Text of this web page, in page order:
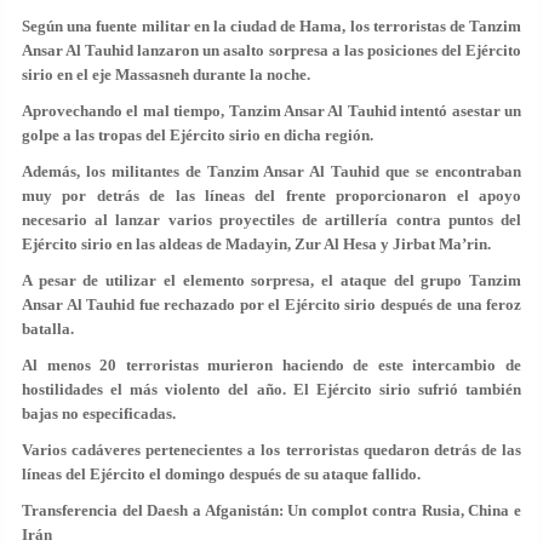
Según una fuente militar en la ciudad de Hama, los terroristas de Tanzim
Ansar Al Tauhid lanzaron un asalto sorpresa a las posiciones del Ejército
sirio en el eje Massasneh durante la noche.
Aprovechando el mal tiempo, Tanzim Ansar Al Tauhid intentó asestar un
golpe a las tropas del Ejército sirio en dicha región.
Además, los militantes de Tanzim Ansar Al Tauhid que se encontraban
muy por detrás de las líneas del frente proporcionaron el apoyo
necesario al lanzar varios proyectiles de artillería contra puntos del
Ejército sirio en las aldeas de Madayin, Zur Al Hesa y Jirbat Ma’rin.
A pesar de utilizar el elemento sorpresa, el ataque del grupo Tanzim
Ansar Al Tauhid fue rechazado por el Ejército sirio después de una feroz
batalla.
Al menos 20 terroristas murieron haciendo de este intercambio de
hostilidades el más violento del año. El Ejército sirio sufrió también
bajas no especificadas.
Varios cadáveres pertenecientes a los terroristas quedaron detrás de las
líneas del Ejército el domingo después de su ataque fallido.
Transferencia del Daesh a Afganistán: Un complot contra Rusia, China e
Irán